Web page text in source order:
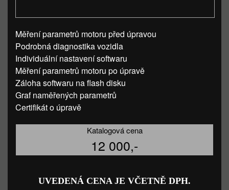
Měření parametrů motoru před úpravou
Podrobná diagnostika vozidla
Individuální nastavení softwaru
Měření parametrů motoru po úpravě
Záloha softwaru na flash disku
Graf naměřených parametrů
Certifikát o úpravě
Katalogová cena
12 000,-
UVEDENÁ CENA JE VČETNĚ DPH.